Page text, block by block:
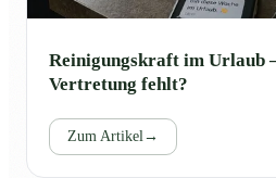
Reinigungskraft im Urlaub
Vertretung fehlt?
Zum Artikel→